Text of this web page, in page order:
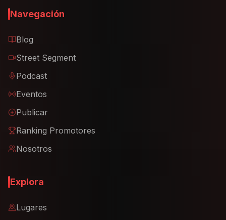
Navegación
Blog
Street Segment
Podcast
Eventos
Publicar
Ranking Promotores
Nosotros
Explora
Lugares